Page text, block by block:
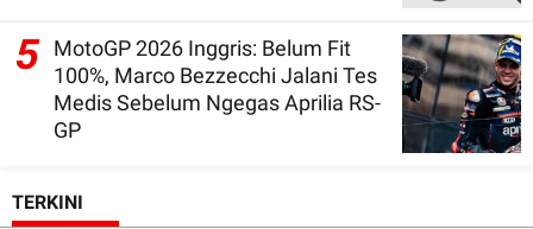
5 MotoGP 2026 Inggris: Belum Fit
100%, Marco Bezzecchi Jalani Tes
Medis Sebelum Ngegas Aprilia RS-
GP
TERKINI